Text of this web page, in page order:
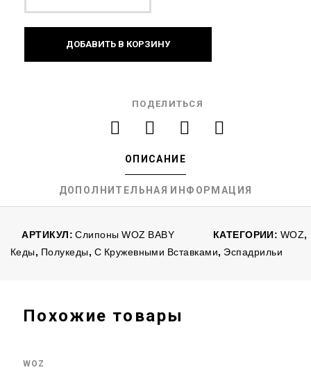
ДОБАВИТЬ В КОРЗИНУ
ПОДЕЛИТЬСЯ
ОПИСАНИЕ
ДОПОЛНИТЕЛЬНАЯ ИНФОРМАЦИЯ
АРТИКУЛ:Слипоны WOZ BABY КАТЕГОРИИ: WOZ,
Кеды, Полукеды, С Кружевными Вставками, Эспадрильи
Похожие товары
WOZ